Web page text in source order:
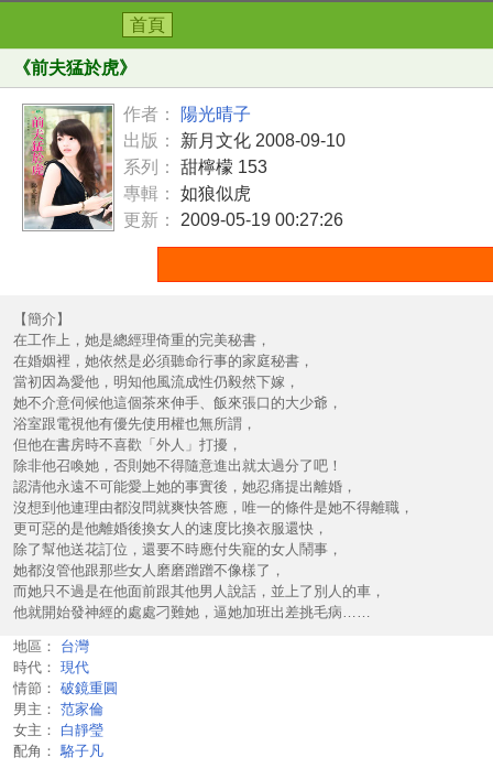
首頁
《前夫猛於虎》
作者：
陽光晴子
出版：
新月文化 2008-09-10
系列：
甜檸檬 153
專輯：
如狼似虎
更新：
2009-05-19 00:27:26
【簡介】
在工作上，她是總經理倚重的完美秘書，
在婚姻裡，她依然是必須聽命行事的家庭秘書，
當初因為愛他，明知他風流成性仍毅然下嫁，
她不介意伺候他這個茶來伸手、飯來張口的大少爺，
浴室跟電視他有優先使用權也無所謂，
但他在書房時不喜歡「外人」打擾，
除非他召喚她，否則她不得隨意進出就太過分了吧！
認清他永遠不可能愛上她的事實後，她忍痛提出離婚，
沒想到他連理由都沒問就爽快答應，唯一的條件是她不得離職，
更可惡的是他離婚後換女人的速度比換衣服還快，
除了幫他送花訂位，還要不時應付失寵的女人鬧事，
她都沒管他跟那些女人磨磨蹭蹭不像樣了，
而她只不過是在他面前跟其他男人說話，並上了別人的車，
他就開始發神經的處處刁難她，逼她加班出差挑毛病……
地區：
台灣
時代： 現代
情節： 破鏡重圓
男主： 范家倫
女主：
白靜瑩
配角： 駱子凡